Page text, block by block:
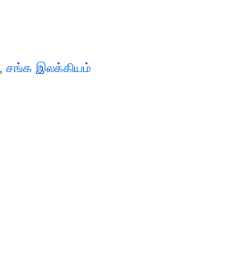
சங்க இலக்கியம்